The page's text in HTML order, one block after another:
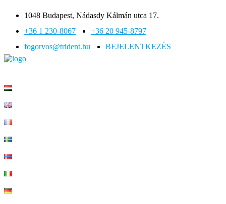
1048 Budapest, Nádasdy Kálmán utca 17.
+36 1 230-8067
+36 20 945-8797
fogorvos@trident.hu
BEJELENTKEZÉS